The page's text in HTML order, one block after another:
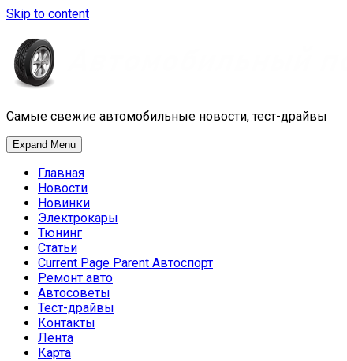
Skip to content
Самые свежие автомобильные новости, тест-драйвы
Expand Menu
Главная
Новости
Новинки
Электрокары
Тюнинг
Статьи
Current Page Parent Автоспорт
Ремонт авто
Автосоветы
Тест-драйвы
Контакты
Лента
Карта